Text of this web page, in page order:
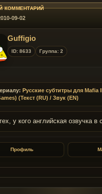
09-02
Guffigio
ID: 8633 Группа: 2
Русские субтитры для Mafia
(Текст (RU) / Звук (EN)
у кого английская озвучка в
Профиль